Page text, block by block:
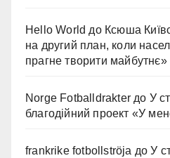
Hello World до Ксюша
на другий план, коли
прагне творити майбутнє»
Norge Fotballdrakter до У
благодійний проект «У
frankrike fotbollströja доУ